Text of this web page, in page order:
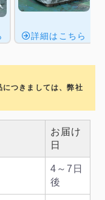
詳細はこちら
つきましては、弊社
お届け
日
4～7日
後